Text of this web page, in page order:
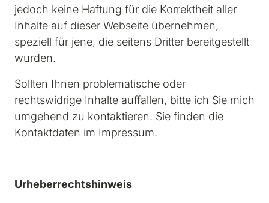
jedoch keine Haftung für die Korrektheit aller
Inhalte auf dieser Webseite übernehmen,
speziell für jene, die seitens Dritter bereitgestellt
wurden.
Sollten Ihnen problematische oder
rechtswidrige Inhalte auffallen, bitte ich Sie mich
umgehend zu kontaktieren. Sie finden die
Kontaktdaten im Impressum.
Urheberrechtshinweis